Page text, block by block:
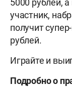
5000 рублей,
участник,
получит
рублей.
Играйте и
Подробно о